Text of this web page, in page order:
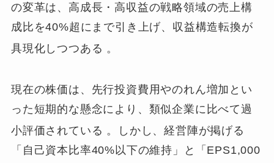
の変革は、高成長・高収益の戦略領域の売上構
成比を40%超にまで引き上げ、収益構造転換が
具現化しつつある 。
現在の株価は、先行投資費用やのれん増加とい
った短期的な懸念により、類似企業に比べて過
小評価されている 。しかし、経営陣が掲げる
「自己資本比率40%以下の維持」と「EPS1,000